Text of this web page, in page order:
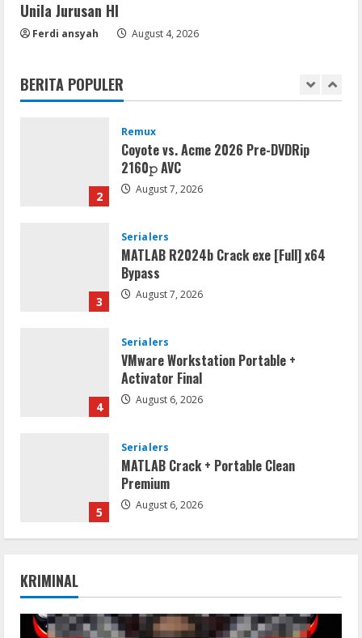
Unila Jurusan HI
Ferdi ansyah August 4, 2026
BERITA POPULER
1
Serialers
FL Studio Portable + License Key
2
Remux
Coyote vs. Acme 2026 Pre-DVDRip
2160𝚙 AVC
August 7, 2026
3
Serialers
MATLAB R2024b Crack exe [Full] x64
Bypass
August 7, 2026
4
Serialers
VMware Workstation Portable +
Activator Final
August 6, 2026
5
Serialers
MATLAB Crack + Portable Clean
Premium
August 6, 2026
1
KRIMINAL